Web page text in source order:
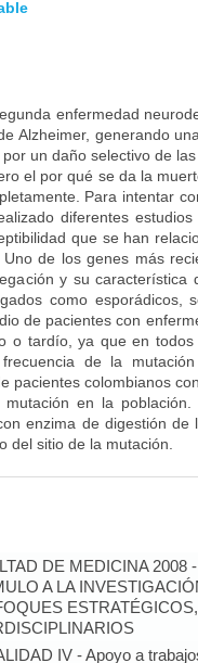
enfermedad
Alzheimer, generando
un daño selectivo de
el por qué se da la
Para intentar
diferentes
que se han
de los genes más
y su característica
como
de pacientes con
o tardío, ya que en
de la
pacientes colombianos
en la
enzima de digestión de
del sitio de la mutación.
DE MEDICINA 2008
A LA
IV - Apoyo a